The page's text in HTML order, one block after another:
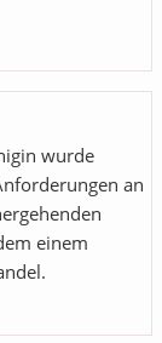
wurde
an
einem